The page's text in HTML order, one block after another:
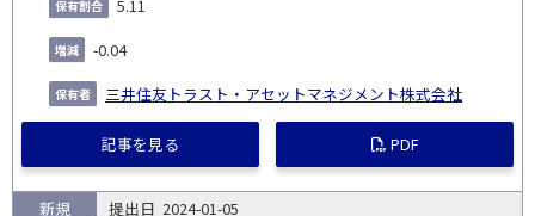
5.11
-0.04
三井住友トラスト・アセットマネジメント株式会社
記事を見る PDF
2024-01-05
新規